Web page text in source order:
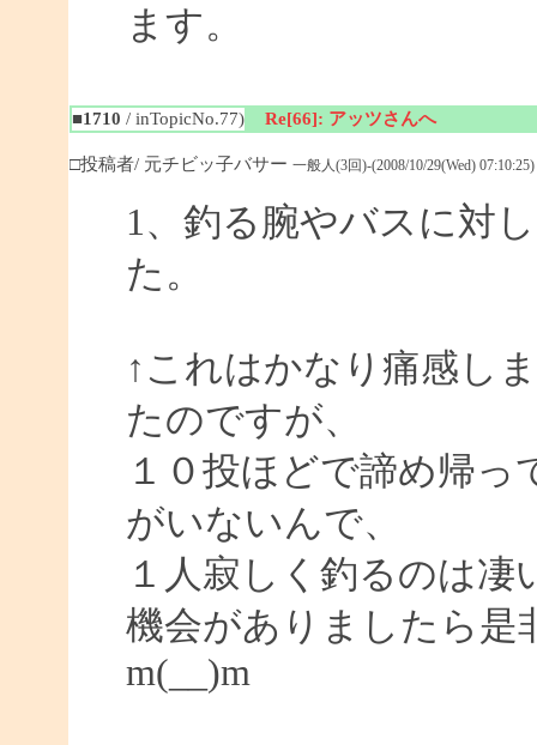
ます。
■1710 / inTopicNo.77) Re[66]: アッツさんへ
□投稿者/ 元チビッ子バサー 一般人(3回)-(2008/10/29(Wed) 07:10:25)
1、釣る腕やバスに対
た。
↑これはかなり痛感し
たのですが、
１０投ほどで諦め帰
がいないんで、
１人寂しく釣るのは凄
機会がありましたら
m(__)m